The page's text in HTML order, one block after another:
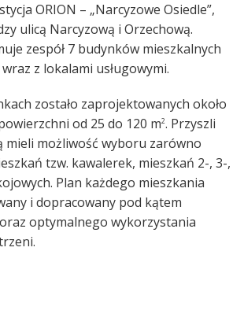
ORION – „Narcyzowe Osiedle”,
ulicą Narcyzową i Orzechową.
zespół 7 budynków mieszkalnych
z lokalami usługowymi.
zostało zaprojektowanych około
od 25 do 120 m2. Przyszli
mieli możliwość wyboru zarówno
tzw. kawalerek, mieszkań 2-, 3-,
Plan każdego mieszkania
i dopracowany pod kątem
optymalnego wykorzystania